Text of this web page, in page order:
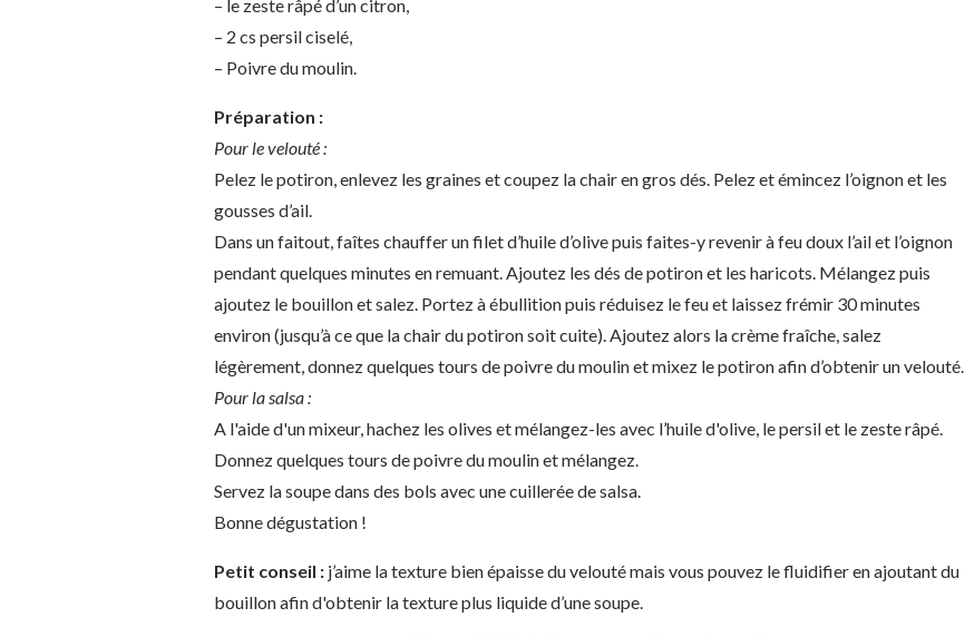
– le zeste râpé d’un citron,
– 2 cs persil ciselé,
– Poivre du moulin.
Préparation :
Pour le velouté :
Pelez le potiron, enlevez les graines et coupez la chair en gros dés. Pelez et émincez l’oignon et les
gousses d’ail.
Dans un faitout, faîtes chauffer un filet d’huile d’olive puis faites-y revenir à feu doux l’ail et l’oignon
pendant quelques minutes en remuant. Ajoutez les dés de potiron et les haricots. Mélangez puis
ajoutez le bouillon et salez. Portez à ébullition puis réduisez le feu et laissez frémir 30 minutes
environ (jusqu’à ce que la chair du potiron soit cuite). Ajoutez alors la crème fraîche, salez
légèrement, donnez quelques tours de poivre du moulin et mixez le potiron afin d’obtenir un velouté.
Pour la salsa :
A l'aide d'un mixeur, hachez les olives et mélangez-les avec l’huile d'olive, le persil et le zeste râpé.
Donnez quelques tours de poivre du moulin et mélangez.
Servez la soupe dans des bols avec une cuillerée de salsa.
Bonne dégustation !
Petit conseil : j’aime la texture bien épaisse du velouté mais vous pouvez le fluidifier en ajoutant du
bouillon afin d'obtenir la texture plus liquide d’une soupe.